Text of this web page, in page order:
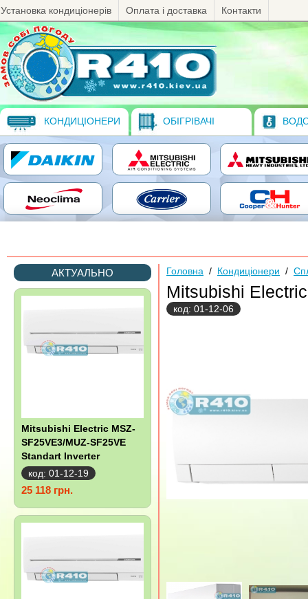
Установка кондиціонерів Оплата і доставка Контакти
КОНДИЦІОНЕРИ ОБІГРІВАЧІ
АКТУАЛЬНО
Mitsubishi Electric MSZ-
SF25VE3/MUZ-SF25VE
Standart Inverter
код: 01-12-19
25 118 грн.
Головна / Кондиціонери /
Mitsubishi
код: 01-12-06